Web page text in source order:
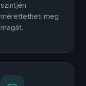
szintjén
mérettetheti meg
magát.